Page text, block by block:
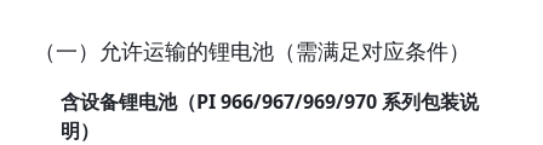
（一）允许运输的锂电池（需满足对应条件）
含设备锂电池（PI 966/967/969/970 系列包装说
明）